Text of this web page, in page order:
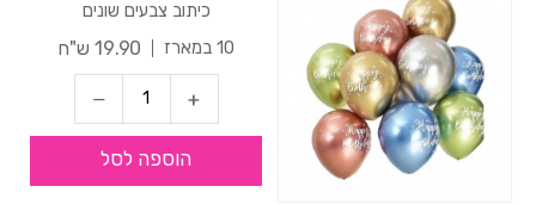
כיתוב צבעים שונים
10 במארז
19.90 ש"ח
הוספה לסל